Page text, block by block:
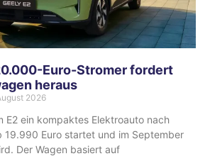
Euro-Stromer fordert
heraus
2026
E2 ein kompaktes Elektroauto nach
19.990 Euro startet und im September
Der Wagen basiert auf